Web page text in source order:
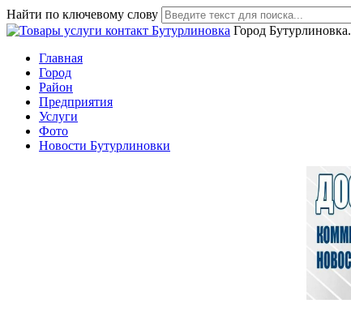
Найти по ключевому слову
Город Бутурлиновка.
Главная
Город
Район
Предприятия
Услуги
Фото
Новости Бутурлиновки